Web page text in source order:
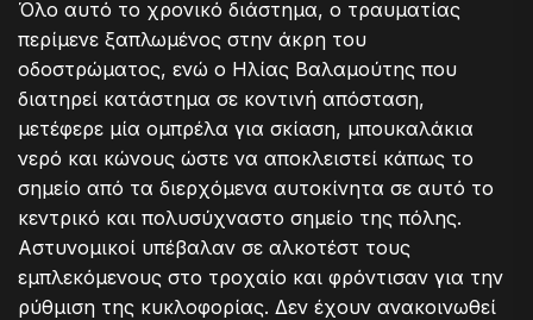
Όλο αυτό το χρονικό διάστημα, ο τραυματίας
περίμενε ξαπλωμένος στην άκρη του
οδοστρώματος, ενώ ο Ηλίας Βαλαμούτης που
διατηρεί κατάστημα σε κοντινή απόσταση,
μετέφερε μία ομπρέλα για σκίαση, μπουκαλάκια
νερό και κώνους ώστε να αποκλειστεί κάπως το
σημείο από τα διερχόμενα αυτοκίνητα σε αυτό το
κεντρικό και πολυσύχναστο σημείο της πόλης.
Αστυνομικοί υπέβαλαν σε αλκοτέστ τους
εμπλεκόμενους στο τροχαίο και φρόντισαν για την
ρύθμιση της κυκλοφορίας. Δεν έχουν ανακοινωθεί